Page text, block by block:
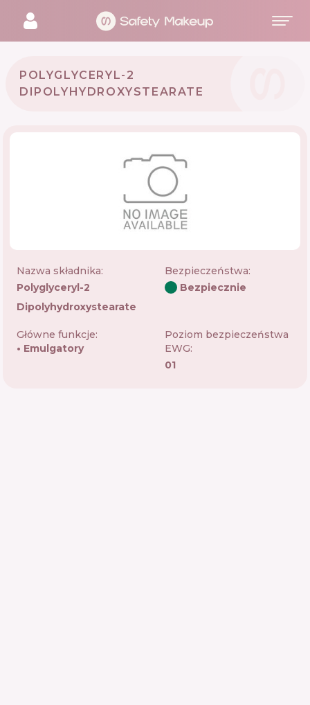
POLYGLYCERYL-2
DIPOLYHYDROXYSTEARATE
Nazwa składnika:
Polyglyceryl-2
Dipolyhydroxystearate
Bezpieczeństwa:
Bezpiecznie
Główne funkcje:
Emulgatory
Poziom bezpieczeństwa
EWG:
01